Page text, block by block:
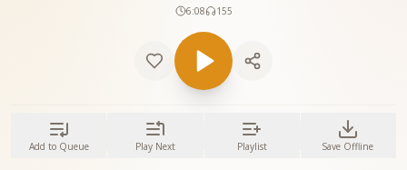
6:08
155
Add to Queue Play Next Playlist Save Offline